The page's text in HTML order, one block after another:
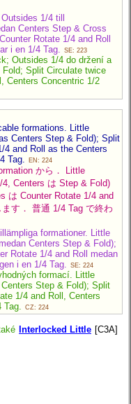
1/4 till
Centers Step & Cross
Rotate 1/4 and Roll
i en 1/4 Tag. SE: 223
Outsides 1/4 do držení a
Split Circulate twice
Centers Concentric 1/2
formations. Little
Centers Step & Fold); Split
4 and Roll as the Centers
Tag.
EN: 224
から． Little
Centers は Step & Fold)
は Counter Rotate 1/4 and
す． 普通 1/4 Tag で終わ
formationer. Little
Centers Step & Fold);
Rotate 1/4 and Roll medan
i en 1/4 Tag.
SE: 224
formací. Little
Step & Fold); Split
1/4 and Roll, Centers
CZ: 224
Interlocked Little [C3A]